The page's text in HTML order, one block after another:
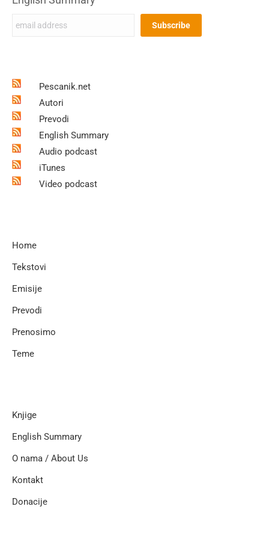
Pescanik.net
Autori
Prevodi
English Summary
Audio podcast
iTunes
Video podcast
Home
Tekstovi
Emisije
Prevodi
Prenosimo
Teme
Knjige
English Summary
O nama / About Us
Kontakt
Donacije